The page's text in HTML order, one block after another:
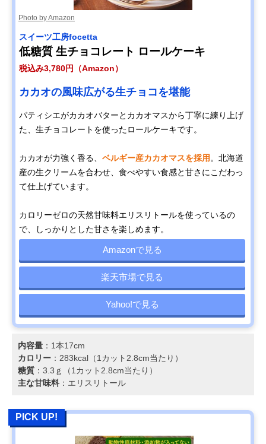
Photo by Amazon
スイーツ工房focetta
低糖質 生チョコレート ロールケーキ
税込み3,780円（Amazon）
カカオの風味広がる生チョコを堪能
パティシエがカカオバターとカカオマスから丁寧に練り上げ
た、生チョコレートを使ったロールケーキです。
カカオが力強く香る、 ベルギー産カカオマスを採用 。北海道
産の生クリームを合わせ、食べやすい食感と甘さにこだわっ
て仕上げています。
カロリーゼロの天然甘味料エリスリトールを使っているの
で、しっかりとした甘さを楽しめます。
Amazonで見る
楽天市場で見る
Yahoo!で見る
内容量 ：1本17cm
カロリー ：283kcal（1カット2.8cm当たり）
糖質 ：3.3ｇ（1カット2.8cm当たり）
主な甘味料 ：エリスリトール
PICK UP!